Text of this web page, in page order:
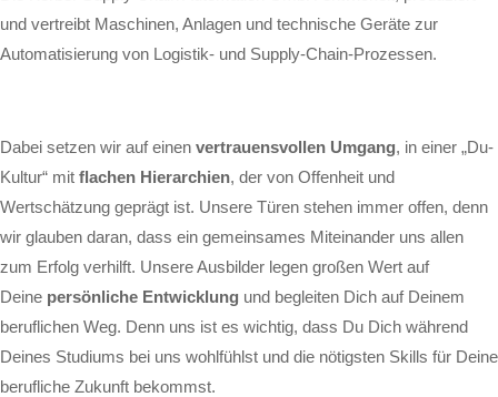
und vertreibt Maschinen, Anlagen und technische Geräte zur
Automatisierung von Logistik- und Supply-Chain-Prozessen.
Dabei setzen wir auf einen vertrauensvollen Umgang, in einer „Du-
Kultur“ mit flachen Hierarchien, der von Offenheit und
Wertschätzung geprägt ist. Unsere Türen stehen immer offen, denn
wir glauben daran, dass ein gemeinsames Miteinander uns allen
zum Erfolg verhilft. Unsere Ausbilder legen großen Wert auf
Deine persönliche Entwicklung und begleiten Dich auf Deinem
beruflichen Weg. Denn uns ist es wichtig, dass Du Dich während
Deines Studiums bei uns wohlfühlst und die nötigsten Skills für Deine
berufliche Zukunft bekommst.